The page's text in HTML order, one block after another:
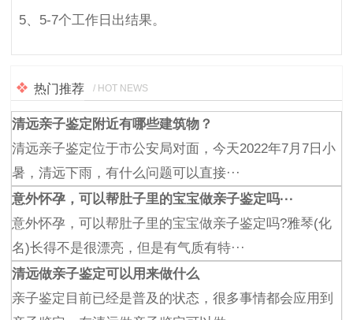
5、5-7个工作日出结果。
热门推荐 / HOT NEWS
清远亲子鉴定附近有哪些建筑物？
清远亲子鉴定位于市公安局对面，今天2022年7月7日小
暑，清远下雨，有什么问题可以直接···
意外怀孕，可以帮肚子里的宝宝做亲子鉴定吗···
意外怀孕，可以帮肚子里的宝宝做亲子鉴定吗?雅琴(化
名)长得不是很漂亮，但是有气质有特···
清远做亲子鉴定可以用来做什么
亲子鉴定目前已经是普及的状态，很多事情都会应用到